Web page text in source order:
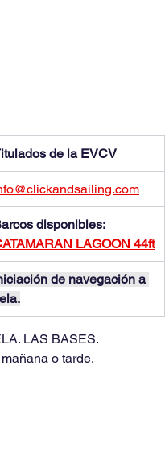
de la EVCV
disponibles:
LAGOON 44ft
de navegación a
LAS BASES.
o tarde.